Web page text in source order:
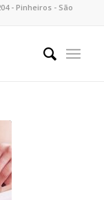
- Pinheiros - São